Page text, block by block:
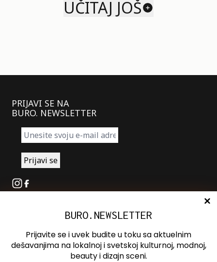
UČITAJ JOŠ
PRIJAVI SE NA
BURO. NEWSLETTER
Instagram
Facebook
Oglašavanje
Kontakt
BURO.NEWSLETTER
Prijavite se i uvek budite u toku sa aktuelnim
dešavanjima na lokalnoj i svetskoj kulturnoj, modnoj,
beauty i dizajn sceni.